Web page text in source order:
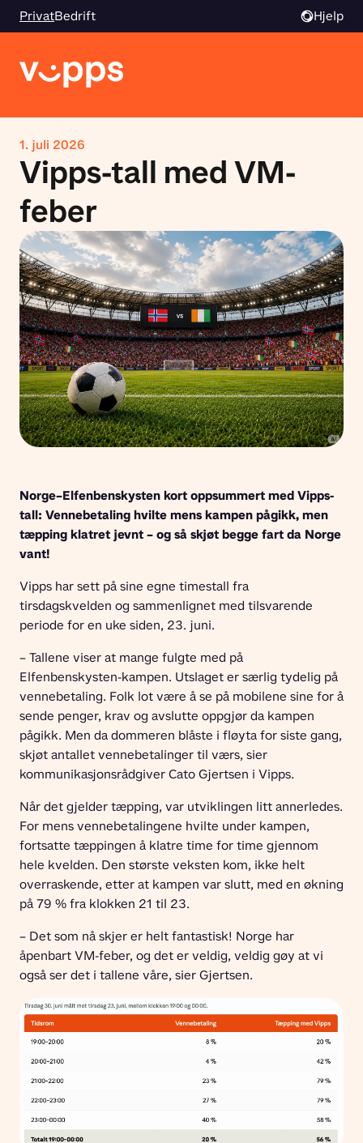
PrivatBedrift Hjelp
1. juli 2026
Vipps-tall med VM-
feber
Norge–Elfenbenskysten kort oppsummert med Vipps-
tall: Vennebetaling hvilte mens kampen pågikk, men
tæpping klatret jevnt – og så skjøt begge fart da Norge
vant!
Vipps har sett på sine egne timestall fra
tirsdagskvelden og sammenlignet med tilsvarende
periode for en uke siden, 23. juni.
– Tallene viser at mange fulgte med på
Elfenbenskysten-kampen. Utslaget er særlig tydelig på
vennebetaling. Folk lot være å se på mobilene sine for å
sende penger, krav og avslutte oppgjør da kampen
pågikk. Men da dommeren blåste i fløyta for siste gang,
skjøt antallet vennebetalinger til værs, sier
kommunikasjonsrådgiver Cato Gjertsen i Vipps.
Når det gjelder tæpping, var utviklingen litt annerledes.
For mens vennebetalingene hvilte under kampen,
fortsatte tæppingen å klatre time for time gjennom
hele kvelden. Den største veksten kom, ikke helt
overraskende, etter at kampen var slutt, med en økning
på 79 % fra klokken 21 til 23.
– Det som nå skjer er helt fantastisk! Norge har
åpenbart VM-feber, og det er veldig, veldig gøy at vi
også ser det i tallene våre, sier Gjertsen.